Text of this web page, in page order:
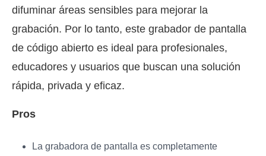
difuminar áreas sensibles para mejorar la
grabación. Por lo tanto, este grabador de pantalla
de código abierto es ideal para profesionales,
educadores y usuarios que buscan una solución
rápida, privada y eficaz.
Pros
La grabadora de pantalla es completamente